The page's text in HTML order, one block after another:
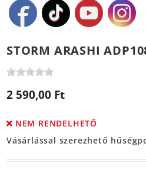
STORM ARASHI
2 590,00 Ft
NEM RENDELHETŐ
Vásárlással szerezhető